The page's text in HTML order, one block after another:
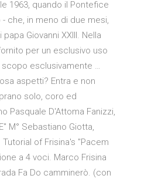
1963, quando il Pontefice
che, in meno di due mesi,
Giovanni XXIII. Nella
per un esclusivo uso
esclusivamente …
aspetti? Entra e non
solo, coro ed
Pasquale D'Attoma Fanizzi,
M° Sebastiano Giotta,
Tutorial of Frisina's "Pacem
a 4 voci. Marco Frisina
Fa Do camminerò. (con